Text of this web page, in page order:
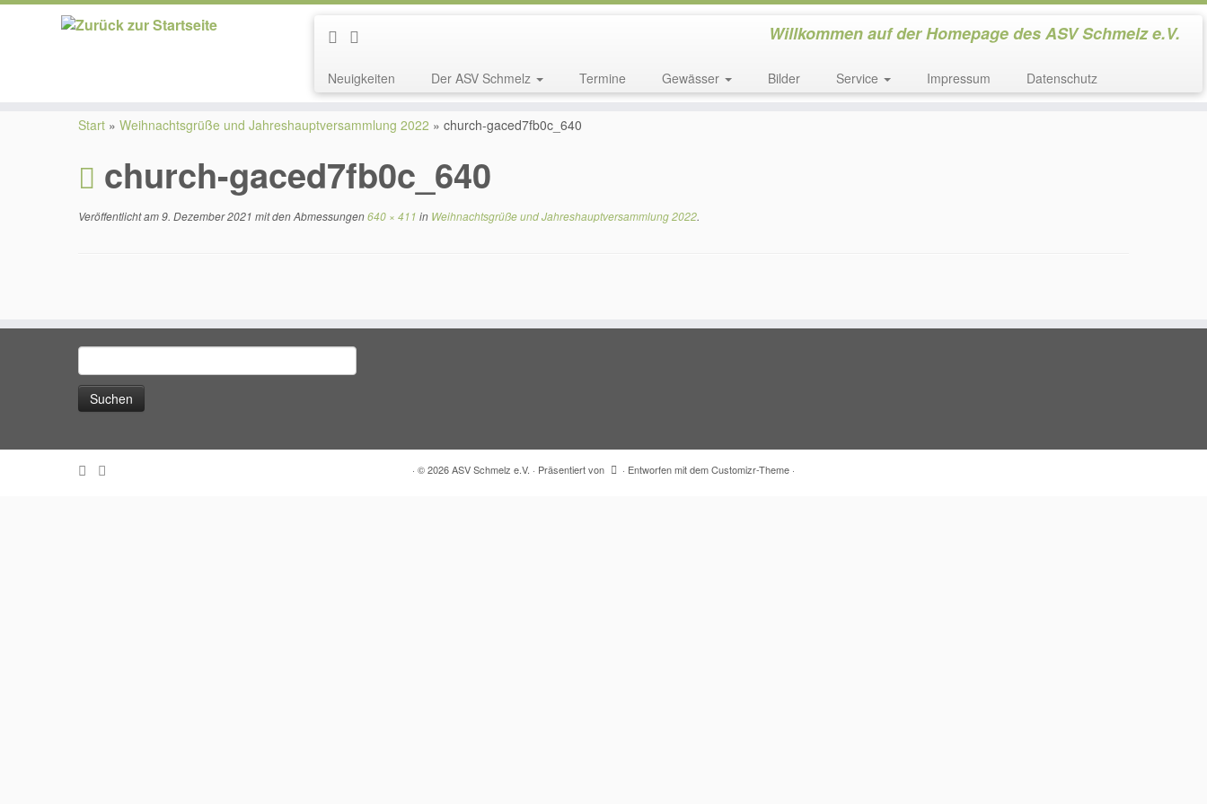
Willkommen auf der Homepage des ASV Schmelz e.V.
Neuigkeiten Der ASV Schmelz Termine Gewässer Bilder Service Impressum Datenschutz
Start » Weihnachtsgrüße und Jahreshauptversammlung 2022 » church-gaced7fb0c_640
church-gaced7fb0c_640
Veröffentlicht am9. Dezember 2021 mit den Abmessungen640 × 411 in Weihnachtsgrüße und Jahreshauptversammlung 2022.
nach:
· © 2026ASV Schmelz e.V. · Präsentiert von · Entworfen mit demCustomizr-Theme ·